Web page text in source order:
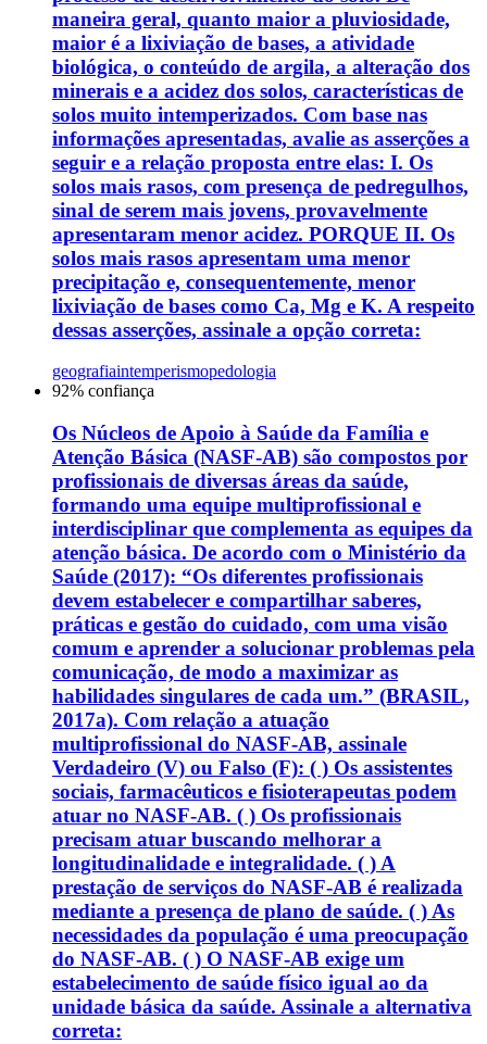
maneira geral, quanto maior a pluviosidade,
maior é a lixiviação de bases, a atividade
biológica, o conteúdo de argila, a alteração dos
minerais e a acidez dos solos, características de
solos muito intemperizados. Com base nas
informações apresentadas, avalie as asserções a
seguir e a relação proposta entre elas: I. Os
solos mais rasos, com presença de pedregulhos,
sinal de serem mais jovens, provavelmente
apresentaram menor acidez. PORQUE II. Os
solos mais rasos apresentam uma menor
precipitação e, consequentemente, menor
lixiviação de bases como Ca, Mg e K. A respeito
dessas asserções, assinale a opção correta:
geografiaintemperismopedologia
92% confiança
Os Núcleos de Apoio à Saúde da Família e
Atenção Básica (NASF-AB) são compostos por
profissionais de diversas áreas da saúde,
formando uma equipe multiprofissional e
interdisciplinar que complementa as equipes da
atenção básica. De acordo com o Ministério da
Saúde (2017): “Os diferentes profissionais
devem estabelecer e compartilhar saberes,
práticas e gestão do cuidado, com uma visão
comum e aprender a solucionar problemas pela
comunicação, de modo a maximizar as
habilidades singulares de cada um.” (BRASIL,
2017a). Com relação a atuação
multiprofissional do NASF-AB, assinale
Verdadeiro (V) ou Falso (F): ( ) Os assistentes
sociais, farmacêuticos e fisioterapeutas podem
atuar no NASF-AB. ( ) Os profissionais
precisam atuar buscando melhorar a
longitudinalidade e integralidade. ( ) A
prestação de serviços do NASF-AB é realizada
mediante a presença de plano de saúde. ( ) As
necessidades da população é uma preocupação
do NASF-AB. ( ) O NASF-AB exige um
estabelecimento de saúde físico igual ao da
unidade básica da saúde. Assinale a alternativa
correta: